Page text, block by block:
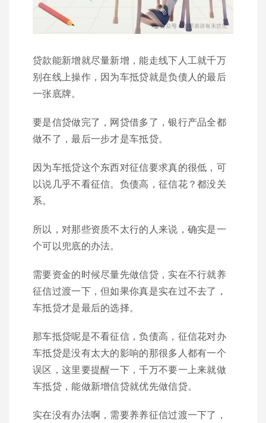
贷款能新增就尽量新增，能走线下人工就千万
别在线上操作，因为车抵贷就是负债人的最后
一张底牌。
要是信贷做完了，网贷借多了，银行产品全都
做不了，最后一步才是车抵贷。
因为车抵贷这个东西对征信要求真的很低，可
以说几乎不看征信。负债高，征信花？都没关
系。
所以，对那些资质不太行的人来说，确实是一
个可以兜底的办法。
需要资金的时候尽量先做信贷，实在不行就养
征信过渡一下，但如果你真是实在过不去了，
车抵贷才是最后的选择。
那车抵贷呢是不看征信，负债高，征信花对办
车抵贷是没有太大的影响的那很多人都有一个
误区，这里要提醒一下，千万不要一上来就做
车抵贷，能做新增信贷就优先做信贷。
实在没有办法啊，需要养养征信过渡一下了，